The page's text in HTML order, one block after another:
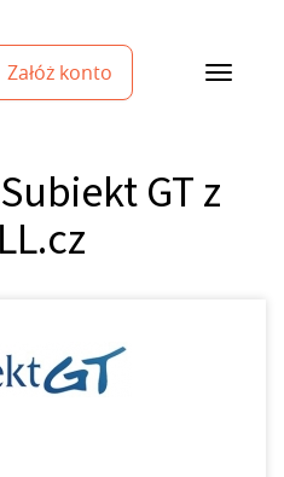
Załóż konto
GT z